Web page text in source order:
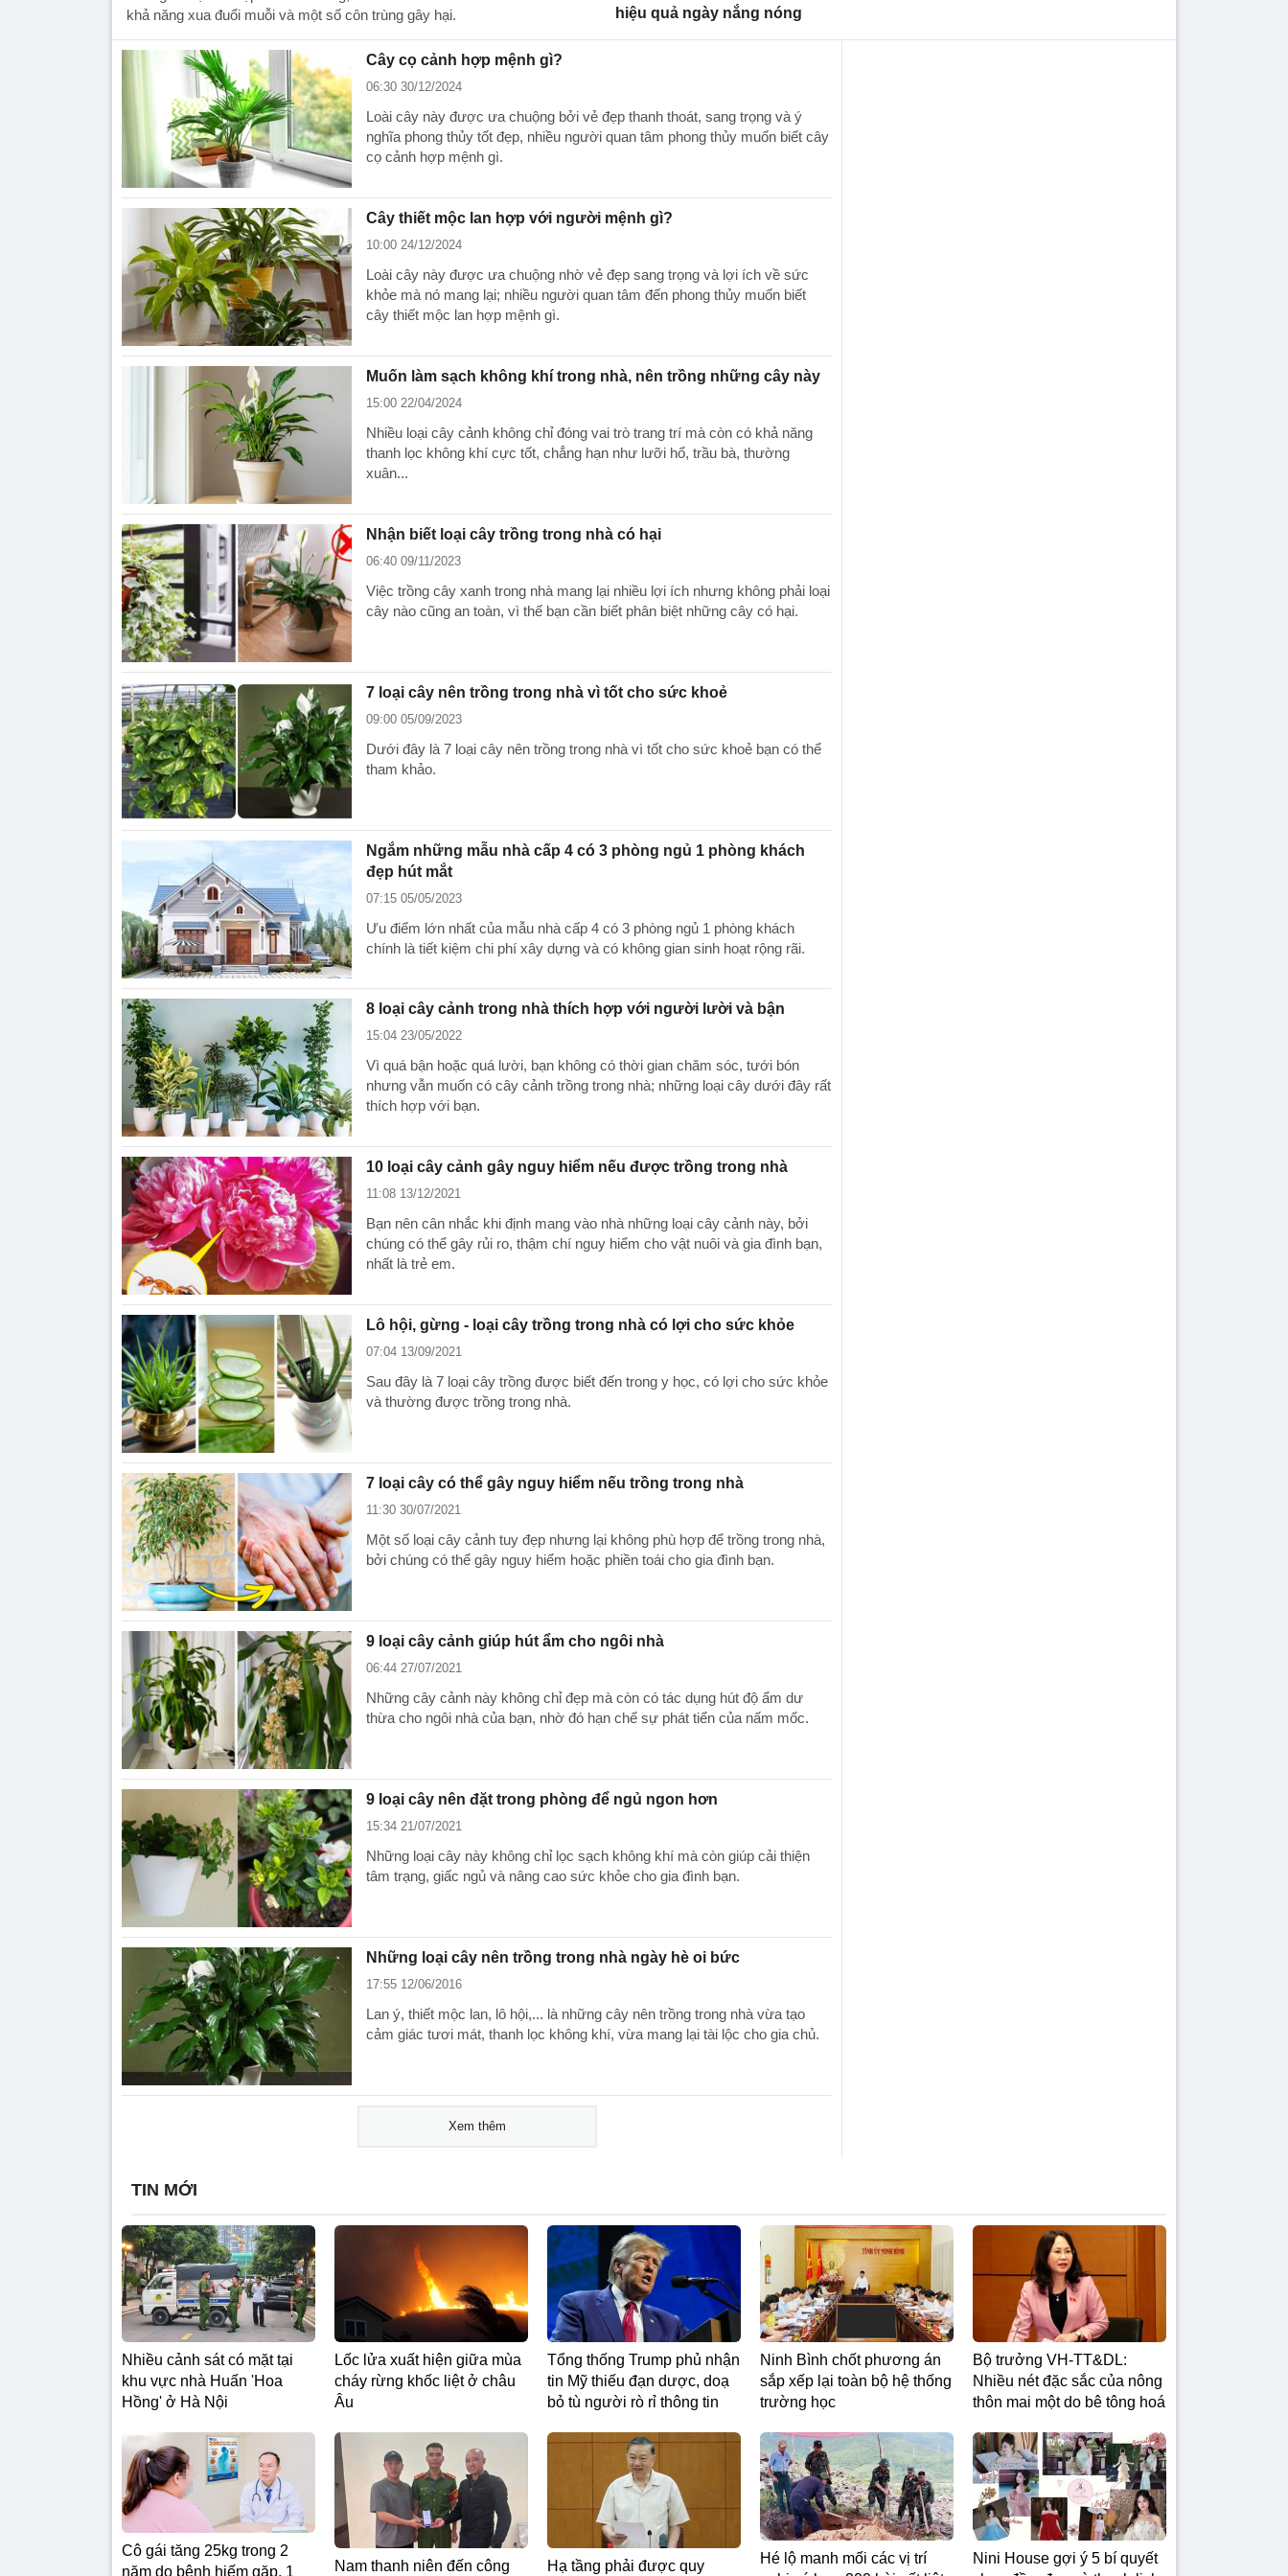
khả năng xua đuổi muỗi và một số côn trùng gây hại.
hiệu quả ngày nắng nóng
Cây cọ cảnh hợp mệnh gì?
06:30 30/12/2024
Loài cây này được ưa chuộng bởi vẻ đẹp thanh thoát, sang trọng và ý
nghĩa phong thủy tốt đẹp, nhiều người quan tâm phong thủy muốn biết cây
cọ cảnh hợp mệnh gì.
Cây thiết mộc lan hợp với người mệnh gì?
10:00 24/12/2024
Loài cây này được ưa chuộng nhờ vẻ đẹp sang trọng và lợi ích về sức
khỏe mà nó mang lại; nhiều người quan tâm đến phong thủy muốn biết
cây thiết mộc lan hợp mệnh gì.
Muốn làm sạch không khí trong nhà, nên trồng những cây này
15:00 22/04/2024
Nhiều loại cây cảnh không chỉ đóng vai trò trang trí mà còn có khả năng
thanh lọc không khí cực tốt, chẳng hạn như lưỡi hổ, trầu bà, thường
xuân...
Nhận biết loại cây trồng trong nhà có hại
06:40 09/11/2023
Việc trồng cây xanh trong nhà mang lại nhiều lợi ích nhưng không phải loại
cây nào cũng an toàn, vì thế bạn cần biết phân biệt những cây có hại.
7 loại cây nên trồng trong nhà vì tốt cho sức khoẻ
09:00 05/09/2023
Dưới đây là 7 loại cây nên trồng trong nhà vì tốt cho sức khoẻ bạn có thể
tham khảo.
Ngắm những mẫu nhà cấp 4 có 3 phòng ngủ 1 phòng khách
đẹp hút mắt
07:15 05/05/2023
Ưu điểm lớn nhất của mẫu nhà cấp 4 có 3 phòng ngủ 1 phòng khách
chính là tiết kiệm chi phí xây dựng và có không gian sinh hoạt rộng rãi.
8 loại cây cảnh trong nhà thích hợp với người lười và bận
15:04 23/05/2022
Vì quá bận hoặc quá lười, bạn không có thời gian chăm sóc, tưới bón
nhưng vẫn muốn có cây cảnh trồng trong nhà; những loại cây dưới đây rất
thích hợp với bạn.
10 loại cây cảnh gây nguy hiểm nếu được trồng trong nhà
11:08 13/12/2021
Bạn nên cân nhắc khi định mang vào nhà những loại cây cảnh này, bởi
chúng có thể gây rủi ro, thậm chí nguy hiểm cho vật nuôi và gia đình bạn,
nhất là trẻ em.
Lô hội, gừng - loại cây trồng trong nhà có lợi cho sức khỏe
07:04 13/09/2021
Sau đây là 7 loại cây trồng được biết đến trong y học, có lợi cho sức khỏe
và thường được trồng trong nhà.
7 loại cây có thể gây nguy hiểm nếu trồng trong nhà
11:30 30/07/2021
Một số loại cây cảnh tuy đẹp nhưng lại không phù hợp để trồng trong nhà,
bởi chúng có thể gây nguy hiểm hoặc phiền toái cho gia đình bạn.
9 loại cây cảnh giúp hút ẩm cho ngôi nhà
06:44 27/07/2021
Những cây cảnh này không chỉ đẹp mà còn có tác dụng hút độ ẩm dư
thừa cho ngôi nhà của bạn, nhờ đó hạn chế sự phát tiển của nấm mốc.
9 loại cây nên đặt trong phòng để ngủ ngon hơn
15:34 21/07/2021
Những loại cây này không chỉ lọc sạch không khí mà còn giúp cải thiện
tâm trạng, giấc ngủ và nâng cao sức khỏe cho gia đình bạn.
Những loại cây nên trồng trong nhà ngày hè oi bức
17:55 12/06/2016
Lan ý, thiết mộc lan, lô hội,... là những cây nên trồng trong nhà vừa tạo
cảm giác tươi mát, thanh lọc không khí, vừa mang lại tài lộc cho gia chủ.
Xem thêm
TIN MỚI
Nhiều cảnh sát có mặt tại
khu vực nhà Huấn 'Hoa
Hồng' ở Hà Nội
Lốc lửa xuất hiện giữa mùa
cháy rừng khốc liệt ở châu
Âu
Tổng thống Trump phủ nhận
tin Mỹ thiếu đạn dược, doạ
bỏ tù người rò rỉ thông tin
Ninh Bình chốt phương án
sắp xếp lại toàn bộ hệ thống
trường học
Bộ trưởng VH-TT&DL:
Nhiều nét đặc sắc của nông
thôn mai một do bê tông hoá
Cô gái tăng 25kg trong 2
năm do bệnh hiếm gặp, 1
Nam thanh niên đến công Hạ tầng phải được quy
Hé lộ manh mối các vị trí
Nini House gợi ý 5 bí quyết